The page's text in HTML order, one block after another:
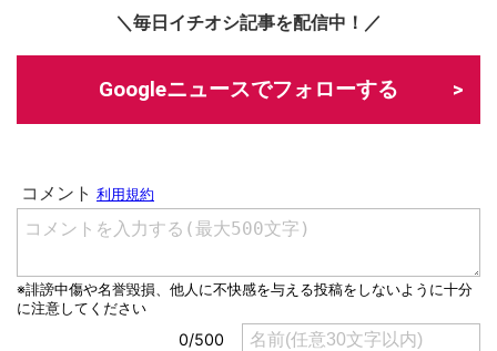
＼毎日イチオシ記事を配信中！／
Googleニュースでフォローする